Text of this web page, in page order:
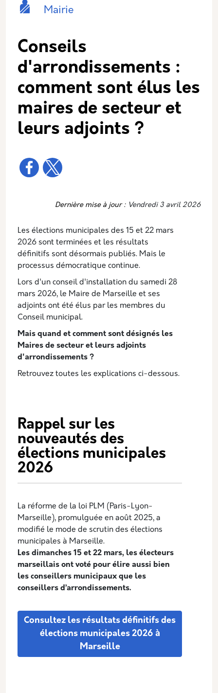
Catégorie principale
IconeNom
Mairie
Conseils
d'arrondissements :
comment sont élus les
maires de secteur et
leurs adjoints ?
Dernière mise à jour : Vendredi 3 avril 2026
Les élections municipales des 15 et 22 mars
2026 sont terminées et les résultats
définitifs sont désormais publiés. Mais le
processus démocratique continue.
Lors d'un conseil d'installation du samedi 28
mars 2026, le Maire de Marseille et ses
adjoints ont été élus par les membres du
Conseil municipal.
Mais quand et comment sont désignés les
Maires de secteur et leurs adjoints
d'arrondissements ?
Retrouvez toutes les explications ci-dessous.
Rappel sur les
nouveautés des
élections municipales
2026
La réforme de la loi PLM (Paris-Lyon-
Marseille), promulguée en août 2025, a
modifié le mode de scrutin des élections
municipales à Marseille.
Les dimanches 15 et 22 mars, les électeurs
marseillais ont voté pour élire aussi bien
les conseillers municipaux que les
conseillers d’arrondissements.
Consultez les résultats définitifs des
élections municipales 2026 à
Marseille